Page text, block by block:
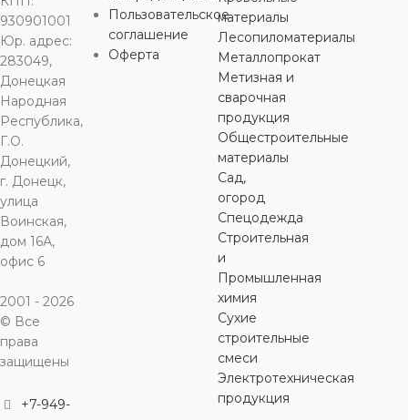
ДЛИНА 8,5 см
ШИРИНА
6,5 см
ОСОБЕННОСТИ
абразивный слой
анатомический
вырез
полиэтилен
57 см
ОСОБЕННОСТИ
биоразлагаемые
ДЛИНА
ШИРИНА
139,5 см
сверхпрочные
930901001
Юр. адрес:
283049,
Донецкая
Народная
Республика,
Г.О.
Донецкий,
г. Донецк,
улица
Воинская,
дом 16А,
офис 6
2001 - 2026
© Все
права
защищены
+7-949-
Пользовательское
соглашение
Оферта
материалы
Лесопиломатериалы
Металлопрокат
Метизная и
сварочная
продукция
Общестроительные
материалы
Сад,
огород
Спецодежда
Строительная
и
Промышленная
химия
Сухие
строительные
смеси
Электротехническая
продукция